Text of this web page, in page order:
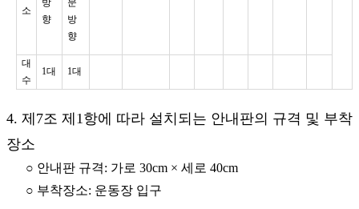
소
방
향
문
방
향
대
수
1대 1대
4. 제7조 제1항에 따라 설치되는 안내판의 규격 및 부착
장소
○ 안내판 규격: 가로 30cm × 세로 40cm
○ 부착장소: 운동장 입구